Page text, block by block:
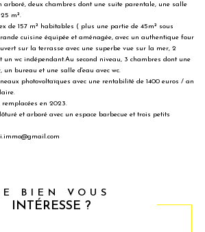
deux chambres dont une suite parentale, une salle
m².
de 157 m² habitables ( plus une partie de 45m² sous
cuisine équipée et aménagée, avec un authentique four
sur la terrasse avec une superbe vue sur la mer, 2
un wc indépendant.Au second niveau, 3 chambres dont une
un bureau et une salle d'eau avec wc.
photovoltaïques avec une rentabilité de 1400 euros / an
remplacées en 2023.
et arboré avec un espace barbecue et trois petits
BIEN VOUS
INTÉRESSE ?